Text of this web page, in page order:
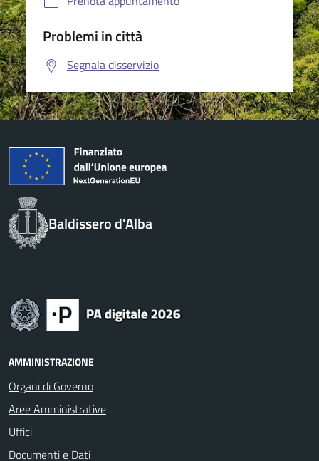
Problemi in città
Segnala disservizio
Baldissero d'Alba
AMMINISTRAZIONE
Organi di Governo
Aree Amministrative
Uffici
Documenti e Dati